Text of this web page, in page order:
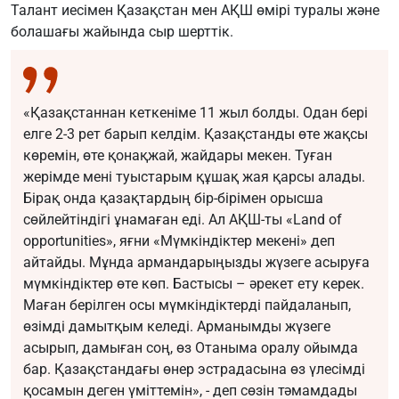
Талант иесімен Қазақстан мен АҚШ өмірі туралы және
болашағы жайында сыр шерттік.
«Қазақстаннан кеткеніме 11 жыл болды. Одан бері
елге 2-3 рет барып келдім. Қазақстанды өте жақсы
көремін, өте қонақжай, жайдары мекен. Туған
жерімде мені туыстарым құшақ жая қарсы алады.
Бірақ онда қазақтардың бір-бірімен орысша
сөйлейтіндігі ұнамаған еді. Ал АҚШ-ты «Land of
opportunities», яғни «Мүмкіндіктер мекені» деп
айтайды. Мұнда армандарыңызды жүзеге асыруға
мүмкіндіктер өте көп. Бастысы – әрекет ету керек.
Маған берілген осы мүмкіндіктерді пайдаланып,
өзімді дамытқым келеді. Арманымды жүзеге
асырып, дамыған соң, өз Отаныма оралу ойымда
бар. Қазақстандағы өнер эстрадасына өз үлесімді
қосамын деген үміттемін», - деп сөзін тәмамдады